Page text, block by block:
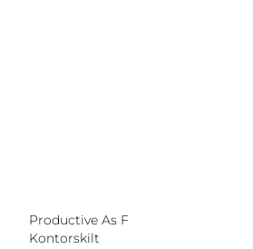
Productive As F
Kontorskilt